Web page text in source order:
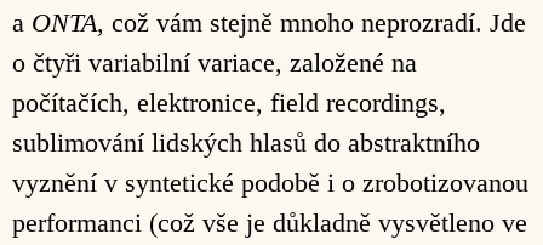
a ONTA, což vám stejně mnoho neprozradí. Jde
o čtyři variabilní variace, založené na
počítačích, elektronice, field recordings,
sublimování lidských hlasů do abstraktního
vyznění v syntetické podobě i o zrobotizovanou
performanci (což vše je důkladně vysvětleno ve